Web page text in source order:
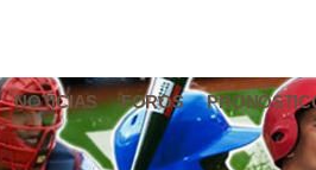
NOTICIAS FOROS